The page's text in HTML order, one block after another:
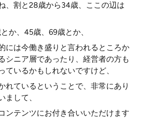
、割と28歳から34歳、ここの辺は
か、45歳、69歳とか、
には今働き盛りと言われるところか
シニア層であったり、経営者の方も
ているかもしれないですけど、
れているということで、非常にあり
まして、
ンテンツにお付き合いいただけます